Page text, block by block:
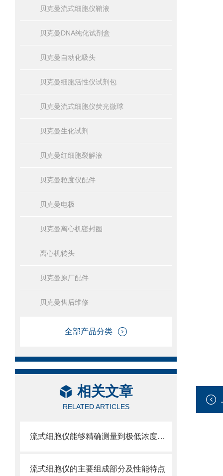
贝克曼流式细胞仪鞘液
贝克曼DNA纯化试剂盒
贝克曼自动化吸头
贝克曼细胞活性仪试剂包
贝克曼流式细胞仪荧光微球
贝克曼生化试剂
贝克曼红细胞裂解液
贝克曼粒度仪配件
贝克曼电极
贝克曼离心机密封圈
离心机转头
贝克曼原厂配件
贝克曼售后维修
全部产品分类
相关文章
RELATED ARTICLES
流式细胞仪能够精确测量到极低浓度的标记物
流式细胞仪的主要组成部分及性能特点